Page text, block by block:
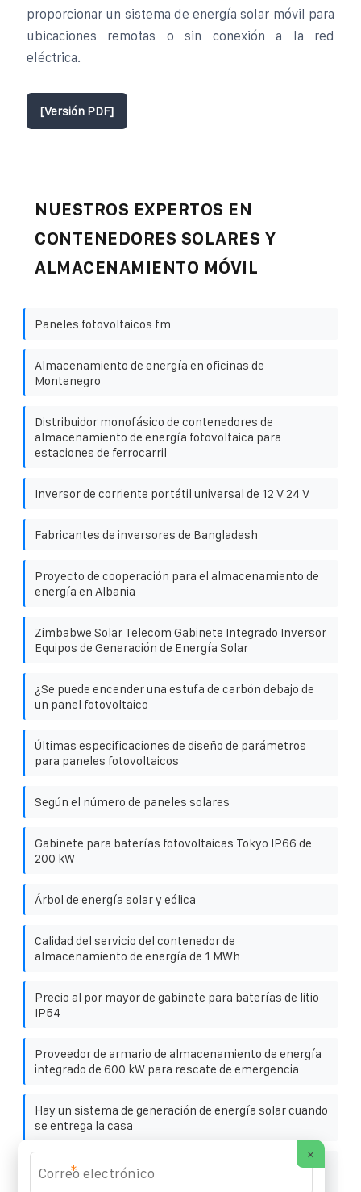
proporcionar un sistema de energía solar móvil para
ubicaciones remotas o sin conexión a la red
eléctrica.
[Versión PDF]
NUESTROS EXPERTOS EN
CONTENEDORES SOLARES Y
ALMACENAMIENTO MÓVIL
Paneles fotovoltaicos fm
Almacenamiento de energía en oficinas de
Montenegro
Distribuidor monofásico de contenedores de
almacenamiento de energía fotovoltaica para
estaciones de ferrocarril
Inversor de corriente portátil universal de 12 V 24 V
Fabricantes de inversores de Bangladesh
Proyecto de cooperación para el almacenamiento de
energía en Albania
Zimbabwe Solar Telecom Gabinete Integrado Inversor
Equipos de Generación de Energía Solar
¿Se puede encender una estufa de carbón debajo de
un panel fotovoltaico
Últimas especificaciones de diseño de parámetros
para paneles fotovoltaicos
Según el número de paneles solares
Gabinete para baterías fotovoltaicas Tokyo IP66 de
200 kW
Árbol de energía solar y eólica
Calidad del servicio del contenedor de
almacenamiento de energía de 1 MWh
Precio al por mayor de gabinete para baterías de litio
IP54
Proveedor de armario de almacenamiento de energía
integrado de 600 kW para rescate de emergencia
Hay un sistema de generación de energía solar cuando
se entrega la casa
Cómo conectar el cable de fibra óptica conectado a la
red del inversor de la estación base de
×
*